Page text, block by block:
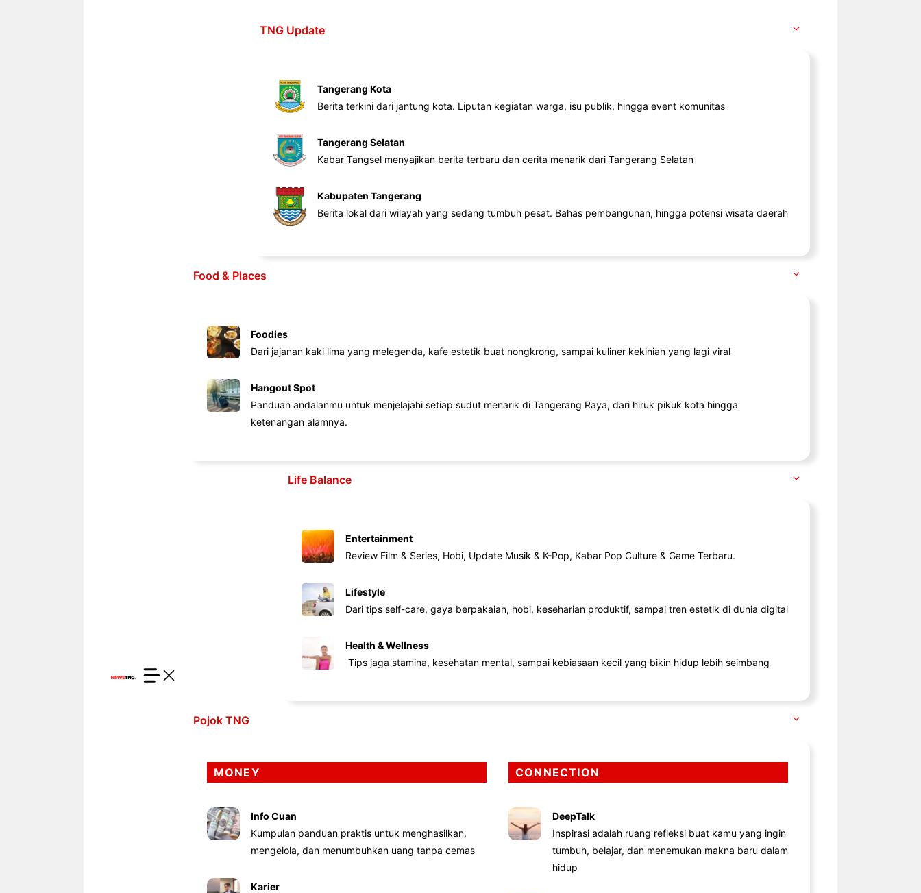
TNG Update
Tangerang Kota
Berita terkini dari jantung kota. Liputan kegiatan warga, isu publik, hingga event komunitas
Tangerang Selatan
Kabar Tangsel menyajikan berita terbaru dan cerita menarik dari Tangerang Selatan
Kabupaten Tangerang
Berita lokal dari wilayah yang sedang tumbuh pesat. Bahas pembangunan, hingga potensi wisata daerah
Food & Places
Foodies
Dari jajanan kaki lima yang melegenda, kafe estetik buat nongkrong, sampai kuliner kekinian yang lagi viral
Hangout Spot
Panduan andalanmu untuk menjelajahi setiap sudut menarik di Tangerang Raya, dari hiruk pikuk kota hingga
ketenangan alamnya.
Life Balance
Entertainment
Review Film & Series, Hobi, Update Musik & K-Pop, Kabar Pop Culture & Game Terbaru.
Lifestyle
Dari tips self-care, gaya berpakaian, hobi, keseharian produktif, sampai tren estetik di dunia digital
Health & Wellness
Tips jaga stamina, kesehatan mental, sampai kebiasaan kecil yang bikin hidup lebih seimbang
Pojok TNG
MONEY
Info Cuan
Kumpulan panduan praktis untuk menghasilkan,
mengelola, dan menumbuhkan uang tanpa cemas
Karier
CONNECTION
DeepTalk
Inspirasi adalah ruang refleksi buat kamu yang ingin
tumbuh, belajar, dan menemukan makna baru dalam
hidup